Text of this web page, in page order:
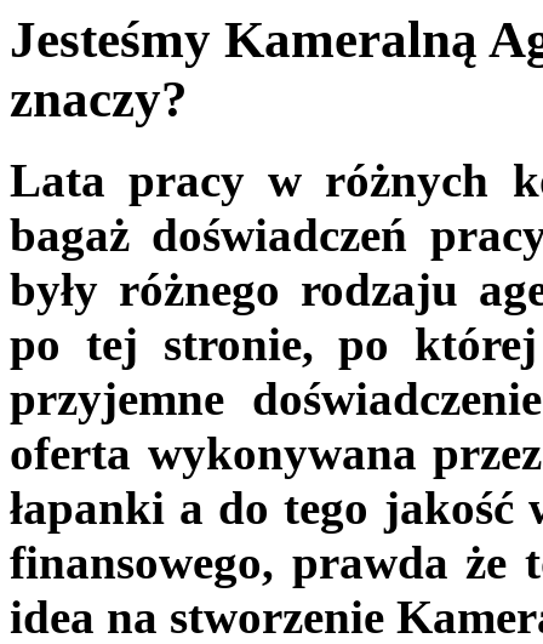
Jesteśmy Kameralną
znaczy?
Lata pracy w różnych
bagaż doświadczeń
były różnego rodzaju
po tej stronie, po
przyjemne
oferta wykonywana
łapanki a do tego jakość
finansowego, prawda że
idea na stworzenie